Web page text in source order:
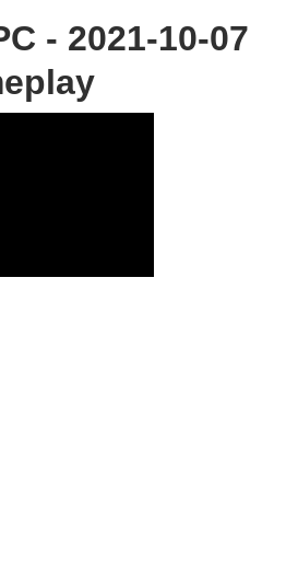
- 2021-10-07